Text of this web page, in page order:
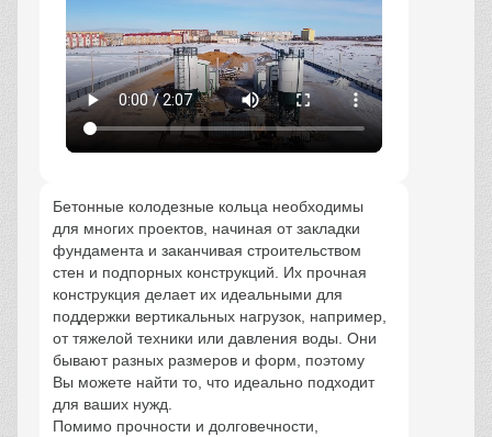
Бетонные колодезные кольца необходимы
для многих проектов, начиная от закладки
фундамента и заканчивая строительством
стен и подпорных конструкций. Их прочная
конструкция делает их идеальными для
поддержки вертикальных нагрузок, например,
от тяжелой техники или давления воды. Они
бывают разных размеров и форм, поэтому
Вы можете найти то, что идеально подходит
для ваших нужд.
Помимо прочности и долговечности,